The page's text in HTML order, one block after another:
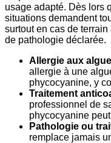
usage adapté. Dès lors
situations demandent
surtout en cas de
de pathologie déclarée.
Allergie aux
allergie à une
phycocyanine, y
Traitement
professionnel de
phycocyanine
Pathologie ou
remplace jamais